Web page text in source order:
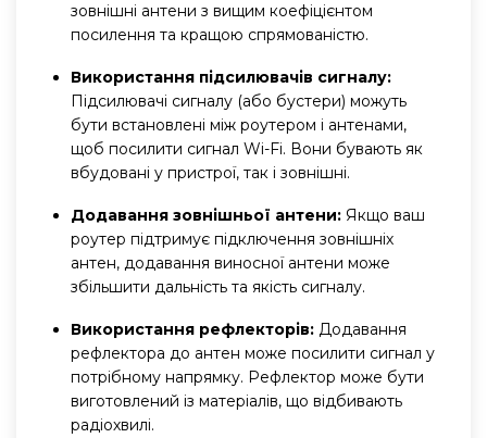
зовнішні антени з вищим коефіцієнтом
посилення та кращою спрямованістю.
Використання підсилювачів сигналу:
Підсилювачі сигналу (або бустери) можуть
бути встановлені між роутером і антенами,
щоб посилити сигнал Wi-Fi. Вони бувають як
вбудовані у пристрої, так і зовнішні.
Додавання зовнішньої антени: Якщо ваш
роутер підтримує підключення зовнішніх
антен, додавання виносної антени може
збільшити дальність та якість сигналу.
Використання рефлекторів: Додавання
рефлектора до антен може посилити сигнал у
потрібному напрямку. Рефлектор може бути
виготовлений із матеріалів, що відбивають
радіохвилі.